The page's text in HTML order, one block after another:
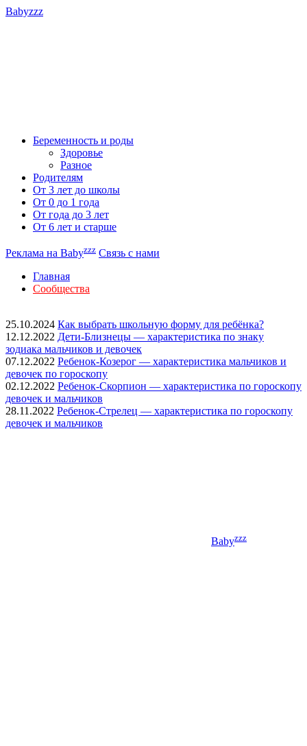
Babyzzz
Беременность и роды
Здоровье
Разное
Родителям
От 3 лет до школы
От 0 до 1 года
От года до 3 лет
От 6 лет и старше
Реклама на Babyzzz Связь с нами
Главная
Сообщества
25.10.2024 Как выбрать школьную форму для ребёнка?
12.12.2022 Дети-Близнецы — характеристика по знаку
зодиака мальчиков и девочек
07.12.2022 Ребенок-Козерог — характеристика мальчиков и
девочек по гороскопу
02.12.2022 Ребенок-Скорпион — характеристика по гороскопу
девочек и мальчиков
28.11.2022 Ребенок-Стрелец — характеристика по гороскопу
девочек и мальчиков
Babyzzz